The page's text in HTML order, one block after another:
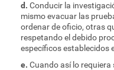
d. Conducir la
mismo evacuar las
ordenar de oficio, otras
respetando el debido
específicos establecidos
e. Cuando así lo